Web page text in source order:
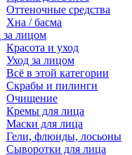
Оттеночные средства
Хна / басма
за лицом
Красота и уход
Уход за лицом
Всё в этой категории
Скрабы и пилинги
Очищение
Кремы для лица
Маски для лица
Гели, флюиды, лосьоны
Сыворотки для лица